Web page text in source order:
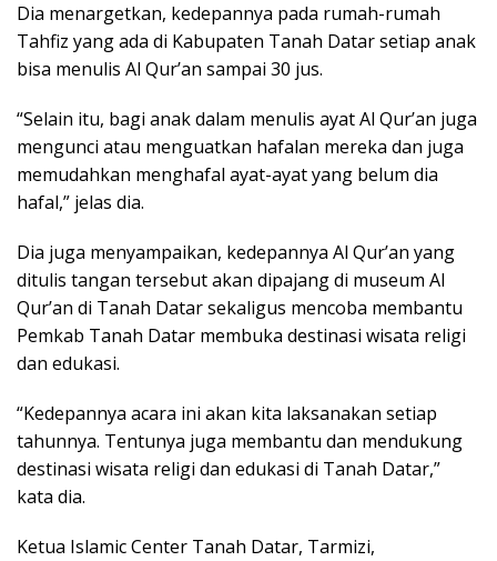
Dia menargetkan, kedepannya pada rumah-rumah
Tahfiz yang ada di Kabupaten Tanah Datar setiap anak
bisa menulis Al Qur’an sampai 30 jus.
“Selain itu, bagi anak dalam menulis ayat Al Qur’an juga
mengunci atau menguatkan hafalan mereka dan juga
memudahkan menghafal ayat-ayat yang belum dia
hafal,” jelas dia.
Dia juga menyampaikan, kedepannya Al Qur’an yang
ditulis tangan tersebut akan dipajang di museum Al
Qur’an di Tanah Datar sekaligus mencoba membantu
Pemkab Tanah Datar membuka destinasi wisata religi
dan edukasi.
“Kedepannya acara ini akan kita laksanakan setiap
tahunnya. Tentunya juga membantu dan mendukung
destinasi wisata religi dan edukasi di Tanah Datar,”
kata dia.
Ketua Islamic Center Tanah Datar, Tarmizi,